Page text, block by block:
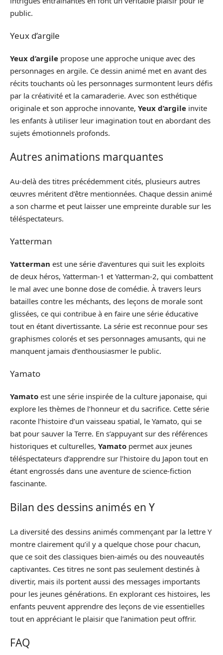
public.
Yeux d’argile
Yeux d’argile propose une approche unique avec des
personnages en argile. Ce dessin animé met en avant des
récits touchants où les personnages surmontent leurs défis
par la créativité et la camaraderie. Avec son esthétique
originale et son approche innovante, Yeux d’argile invite
les enfants à utiliser leur imagination tout en abordant des
sujets émotionnels profonds.
Autres animations marquantes
Au-delà des titres précédemment cités, plusieurs autres
œuvres méritent d’être mentionnées. Chaque dessin animé
a son charme et peut laisser une empreinte durable sur les
téléspectateurs.
Yatterman
Yatterman est une série d’aventures qui suit les exploits
de deux héros, Yatterman-1 et Yatterman-2, qui combattent
le mal avec une bonne dose de comédie. À travers leurs
batailles contre les méchants, des leçons de morale sont
glissées, ce qui contribue à en faire une série éducative
tout en étant divertissante. La série est reconnue pour ses
graphismes colorés et ses personnages amusants, qui ne
manquent jamais d’enthousiasmer le public.
Yamato
Yamato est une série inspirée de la culture japonaise, qui
explore les thèmes de l’honneur et du sacrifice. Cette série
raconte l’histoire d’un vaisseau spatial, le Yamato, qui se
bat pour sauver la Terre. En s’appuyant sur des références
historiques et culturelles, Yamato permet aux jeunes
téléspectateurs d’apprendre sur l’histoire du Japon tout en
étant engrossés dans une aventure de science-fiction
fascinante.
Bilan des dessins animés en Y
La diversité des dessins animés commençant par la lettre Y
montre clairement qu’il y a quelque chose pour chacun,
que ce soit des classiques bien-aimés ou des nouveautés
captivantes. Ces titres ne sont pas seulement destinés à
divertir, mais ils portent aussi des messages importants
pour les jeunes générations. En explorant ces histoires, les
enfants peuvent apprendre des leçons de vie essentielles
tout en appréciant le plaisir que l’animation peut offrir.
FAQ